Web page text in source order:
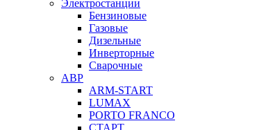
Электростанции
Бензиновые
Газовые
Дизельные
Инверторные
Сварочные
АВР
ARM-START
LUMAX
PORTO FRANCO
СТАРТ